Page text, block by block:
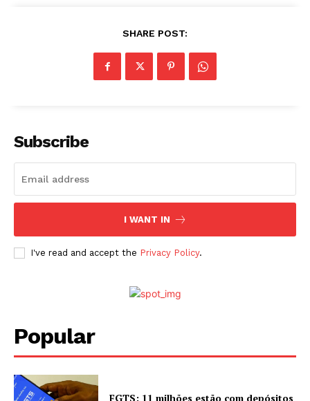
SHARE POST:
Subscribe
I WANT IN
I've read and accept the Privacy Policy.
Popular
FGTS: 11 milhões estão com depósitos